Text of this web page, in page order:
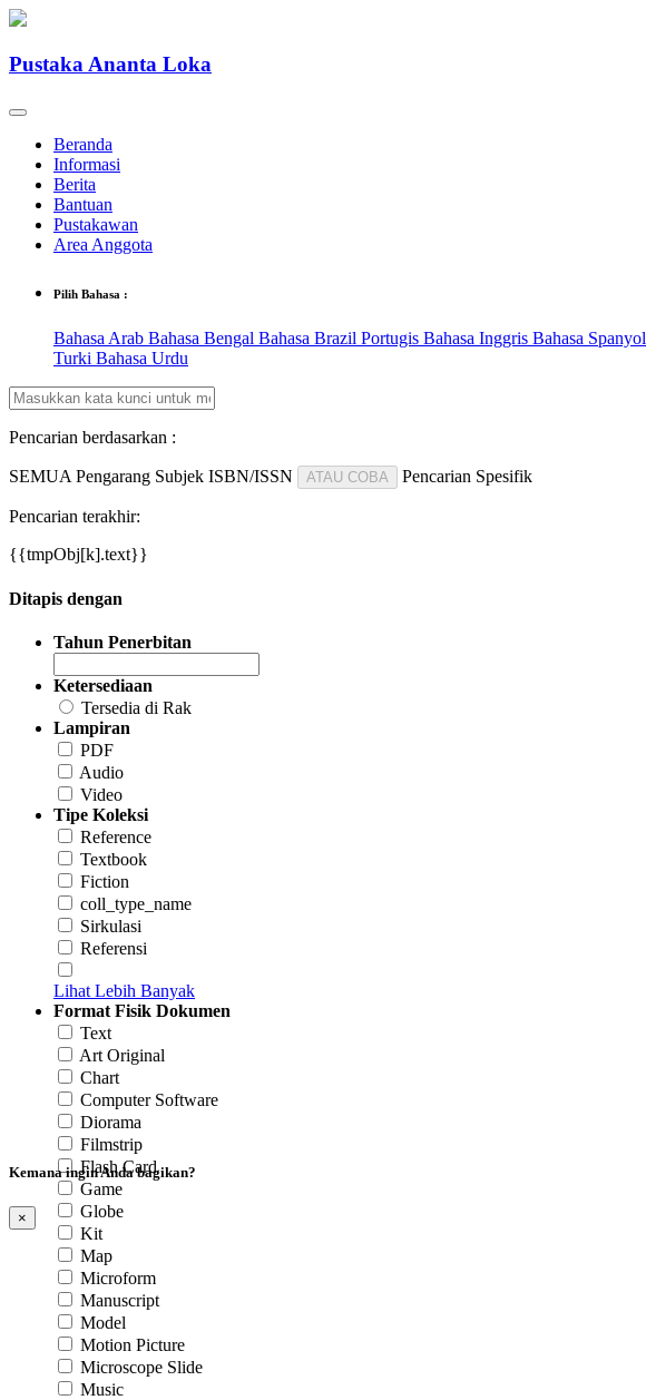
Pustaka Ananta Loka
Beranda
Informasi
Berita
Bantuan
Pustakawan
Area Anggota
Pilih Bahasa :
Bahasa Arab Bahasa Bengal Bahasa Brazil Portugis Bahasa Inggris Bahasa Spanyol
Turki Bahasa Urdu
Pencarian berdasarkan :
SEMUA Pengarang Subjek ISBN/ISSN ATAU COBA Pencarian Spesifik
Pencarian terakhir:
{{tmpObj[k].text}}
Ditapis dengan
Tahun Penerbitan
Ketersediaan
Tersedia di Rak
Lampiran
PDF
Audio
Video
Tipe Koleksi
Reference
Textbook
Fiction
coll_type_name
Sirkulasi
Referensi
Lihat Lebih Banyak
Format Fisik Dokumen
Text
Art Original
Chart
Computer Software
Diorama
Filmstrip
Flash Card
Game
Globe
Kit
Map
Microform
Manuscript
Model
Motion Picture
Microscope Slide
Music
Kemana ingin Anda bagikan?
×